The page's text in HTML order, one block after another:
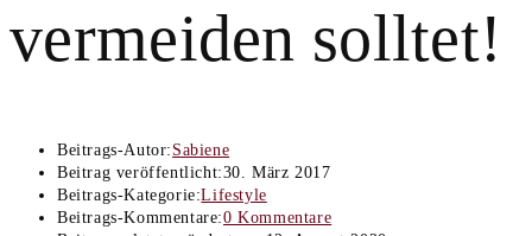
vermeiden solltet!
Beitrags-Autor: Sabiene
Beitrag veröffentlicht:30. März 2017
Beitrags-Kategorie:Lifestyle
Beitrags-Kommentare:0 Kommentare